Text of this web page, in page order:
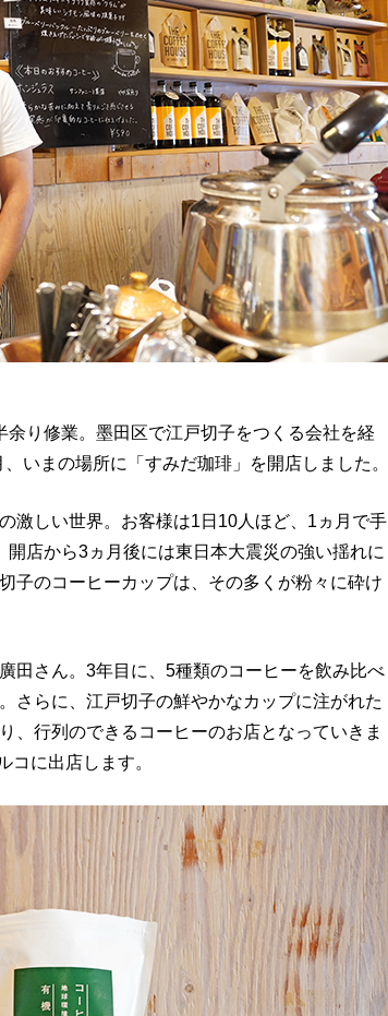
り修業。墨田区で江戸切子をつくる会社を経
いまの場所に「すみだ珈琲」を開店しました。
激しい世界。お客様は1日10人ほど、1ヵ月で手
店から3ヵ月後には東日本大震災の強い揺れに
子のコーヒーカップは、その多くが粉々に砕け
田さん。3年目に、5種類のコーヒーを飲み比べ
さらに、江戸切子の鮮やかなカップに注がれた
、行列のできるコーヒーのお店となっていきま
コに出店します。